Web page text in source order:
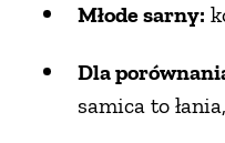
Młode sarny:
Dla
samica to